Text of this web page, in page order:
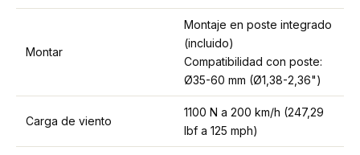
Montar
Montaje en poste integrado
(incluido)
Compatibilidad con poste:
Ø35-60 mm (Ø1,38-2,36")
Carga de viento
1100 N a 200 km/h (247,29
lbf a 125 mph)